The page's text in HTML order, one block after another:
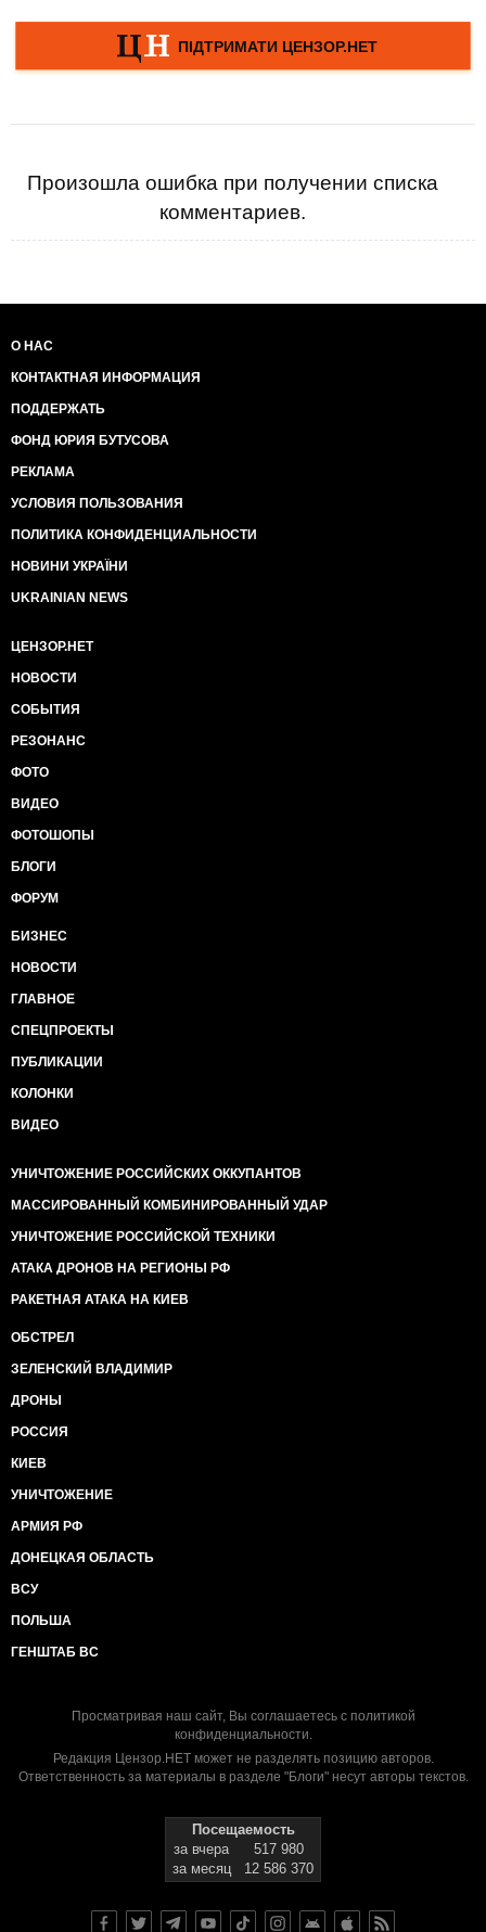
Произошла ошибка при получении списка
комментариев.
О НАС
КОНТАКТНАЯ ИНФОРМАЦИЯ
ПОДДЕРЖАТЬ
ФОНД ЮРИЯ БУТУСОВА
РЕКЛАМА
УСЛОВИЯ ПОЛЬЗОВАНИЯ
ПОЛИТИКА КОНФИДЕНЦИАЛЬНОСТИ
НОВИНИ УКРАЇНИ
UKRAINIAN NEWS
ЦЕНЗОР.НЕТ
НОВОСТИ
СОБЫТИЯ
РЕЗОНАНС
ФОТО
ВИДЕО
ФОТОШОПЫ
БЛОГИ
ФОРУМ
БИЗНЕС
НОВОСТИ
ГЛАВНОЕ
СПЕЦПРОЕКТЫ
ПУБЛИКАЦИИ
КОЛОНКИ
ВИДЕО
УНИЧТОЖЕНИЕ РОССИЙСКИХ ОККУПАНТОВ
МАССИРОВАННЫЙ КОМБИНИРОВАННЫЙ УДАР
УНИЧТОЖЕНИЕ РОССИЙСКОЙ ТЕХНИКИ
АТАКА ДРОНОВ НА РЕГИОНЫ РФ
РАКЕТНАЯ АТАКА НА КИЕВ
ОБСТРЕЛ
ЗЕЛЕНСКИЙ ВЛАДИМИР
ДРОНЫ
РОССИЯ
КИЕВ
УНИЧТОЖЕНИЕ
АРМИЯ РФ
ДОНЕЦКАЯ ОБЛАСТЬ
ВСУ
ПОЛЬША
ГЕНШТАБ ВС
Просматривая наш сайт, Вы соглашаетесь с политикой
конфиденциальности.
Редакция Цензор.НЕТ может не разделять позицию авторов.
Ответственность за материалы в разделе "Блоги" несут авторы текстов.
Посещаемость
за вчера
517 980
за месяц
12 586 370